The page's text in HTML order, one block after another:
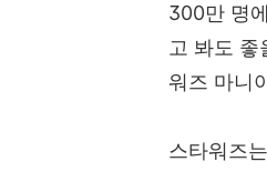
300만 명
고 봐도 좋
워즈 마니
스타워즈